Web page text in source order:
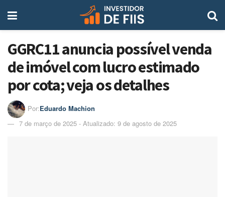
GGRC11 anuncia possível venda
de imóvel com lucro estimado
por cota; veja os detalhes
Por:Eduardo Machion
7 de março de 2025 - Atualizado: 9 de agosto de 2025